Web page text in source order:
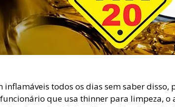
todos os dias sem saber
que usa thinner para limpeza,